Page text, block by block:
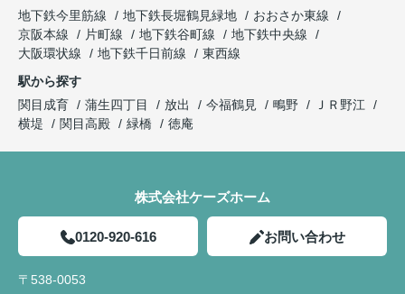
地下鉄今里筋線
地下鉄長堀鶴見緑地
おおさか東線
京阪本線
片町線 地下鉄谷町線
地下鉄中央線
大阪環状線
地下鉄千日前線
東西線
駅から探す
関目成育
蒲生四丁目 放出 今福鶴見 鴫野
ＪＲ野江
横堤
関目高殿 緑橋 徳庵
株式会社ケーズホーム
0120-920-616 お問い合わせ
〒538-0053